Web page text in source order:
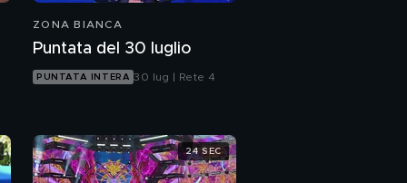
ZONA BIANCA
Puntata del 30 luglio
PUNTATA INTERA 30 lug | Rete 4
24 SEC